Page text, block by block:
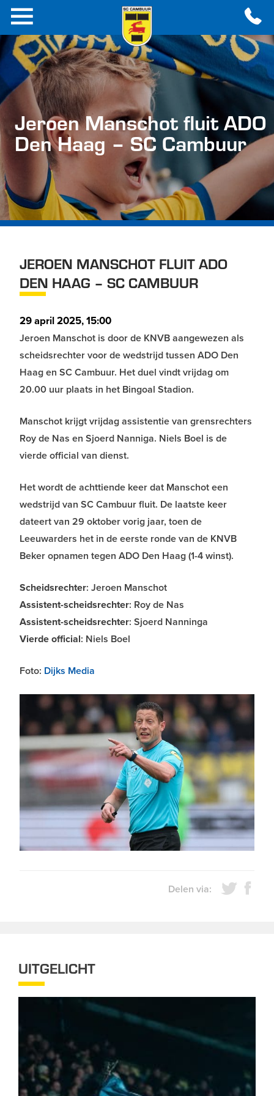
Jeroen Manschot fluit ADO
Den Haag – SC Cambuur
JEROEN MANSCHOT FLUIT ADO
DEN HAAG – SC CAMBUUR
29 april 2025, 15:00
Jeroen Manschot is door de KNVB aangewezen als
scheidsrechter voor de wedstrijd tussen ADO Den
Haag en SC Cambuur. Het duel vindt vrijdag om
20.00 uur plaats in het Bingoal Stadion.
Manschot krijgt vrijdag assistentie van grensrechters
Roy de Nas en Sjoerd Nanniga. Niels Boel is de
vierde official van dienst.
Het wordt de achttiende keer dat Manschot een
wedstrijd van SC Cambuur fluit. De laatste keer
dateert van 29 oktober vorig jaar, toen de
Leeuwarders het in de eerste ronde van de KNVB
Beker opnamen tegen ADO Den Haag (1-4 winst).
Scheidsrechter: Jeroen Manschot
Assistent-scheidsrechter: Roy de Nas
Assistent-scheidsrechter: Sjoerd Nanninga
Vierde official: Niels Boel
Foto: Dijks Media
Delen via:
UITGELICHT